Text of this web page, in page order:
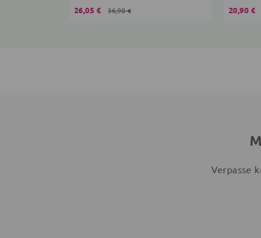
26,05 € 36,90 € 20,90 €
Verpasse